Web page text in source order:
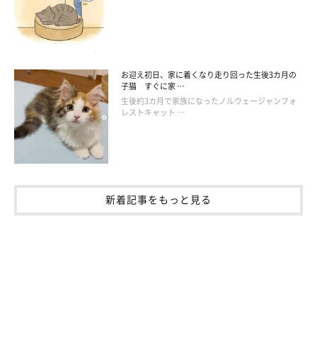
お迎え初日、家に着くなり走り回った生後3カ月の
子猫 すぐに家 …
生後約3カ月で家族になったノルウェージャンフォ
レストキャット …
新着記事をもっと見る